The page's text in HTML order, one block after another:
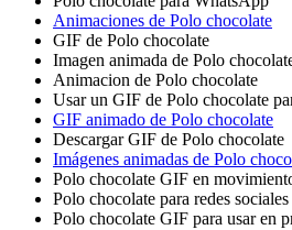
Animaciones de Polo chocolate
GIF de Polo chocolate
Imagen animada de Polo
Animacion de Polo chocolate
Usar un GIF de Polo chocolate
GIF animado de Polo chocolate
Descargar GIF de Polo chocolate
Imágenes animadas de Polo
Polo chocolate GIF en
Polo chocolate para redes sociales
Polo chocolate GIF para usar en